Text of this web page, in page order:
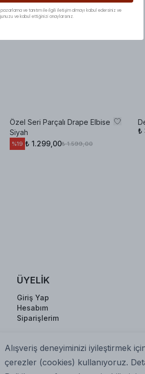
Alışveriş deneyiminizi iyileştirmek
çerezler (cookies) kullanıyoruz.
Özel Seri Parçalı Drape Elbise
Siyah
%19 ₺ 1.299,00₺ 1.599,00
₺
ÜYELİK
Giriş Yap
Hesabım
Siparişlerim
ve tanıtım ile ilgili iletişim almayı kabul edersiniz ve
ve kabul ettiğinizi onaylarsınız.